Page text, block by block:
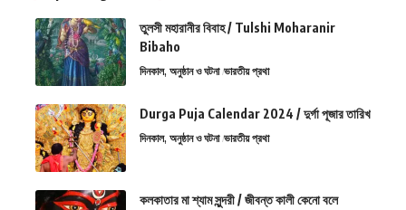
তুলসী মহারানীর বিবাহ / Tulshi Moharanir
Bibaho
দিনকাল, অনুষ্ঠান ও ঘটনা ভারতীয় প্রথা
Durga Puja Calendar 2024 / দুর্গা পূজার তারিখ
দিনকাল, অনুষ্ঠান ও ঘটনা ভারতীয় প্রথা
কলকাতার মা শ্যাম সুন্দরী / জীবন্ত কালী কেনো বলে